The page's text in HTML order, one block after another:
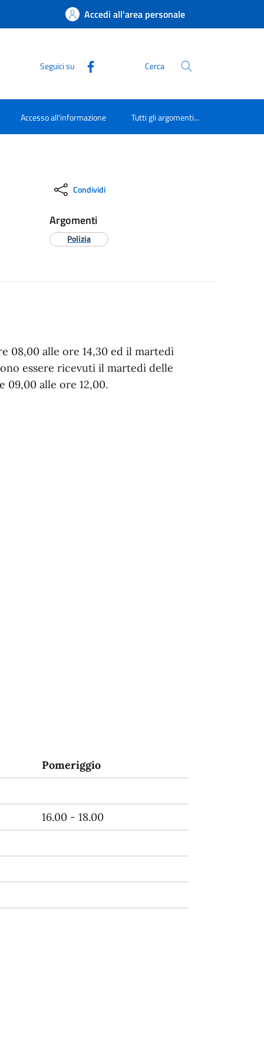
Accedi all'area personale
Seguici su Cerca
Accesso all'informazione Tutti gli argomenti...
Condividi
Argomenti
Polizia
08,00 alle ore 14,30 ed il martedì
essere ricevuti il martedì delle
09,00 alle ore 12,00.
Pomeriggio
16.00 - 18.00